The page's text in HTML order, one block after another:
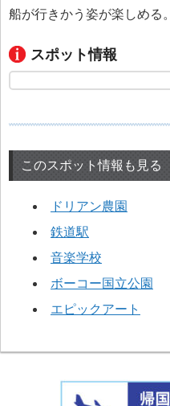
船が行きかう姿が楽しめる。
スポット情報
このスポット情報も見る
ドリアン農園
鉄道駅
音楽学校
ボーコー国立公園
エピックアート